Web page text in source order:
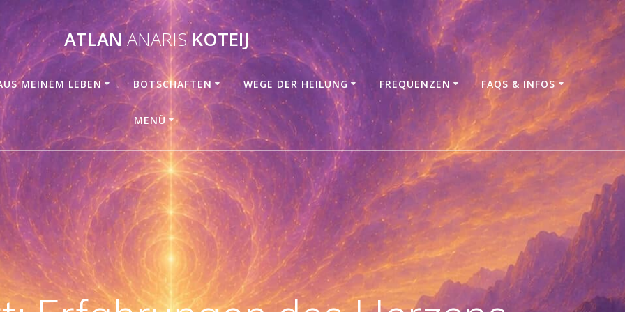
ATLANANARISKOTEIJ
MEINEM LEBEN BOTSCHAFTEN WEGE DER HEILUNG FREQUENZEN FAQS & INFOS
MENÜ